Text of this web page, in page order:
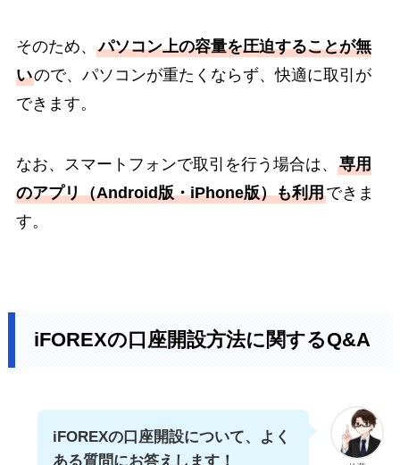
そのため、 パソコン上の容量を圧迫することが無
いので、パソコンが重たくならず、快適に取引が
できます。
なお、スマートフォンで取引を行う場合は、 専用
のアプリ（Android版・iPhone版）も利用できま
す。
iFOREXの口座開設方法に関するQ&A
iFOREXの口座開設について、よく
ある質問にお答えします！